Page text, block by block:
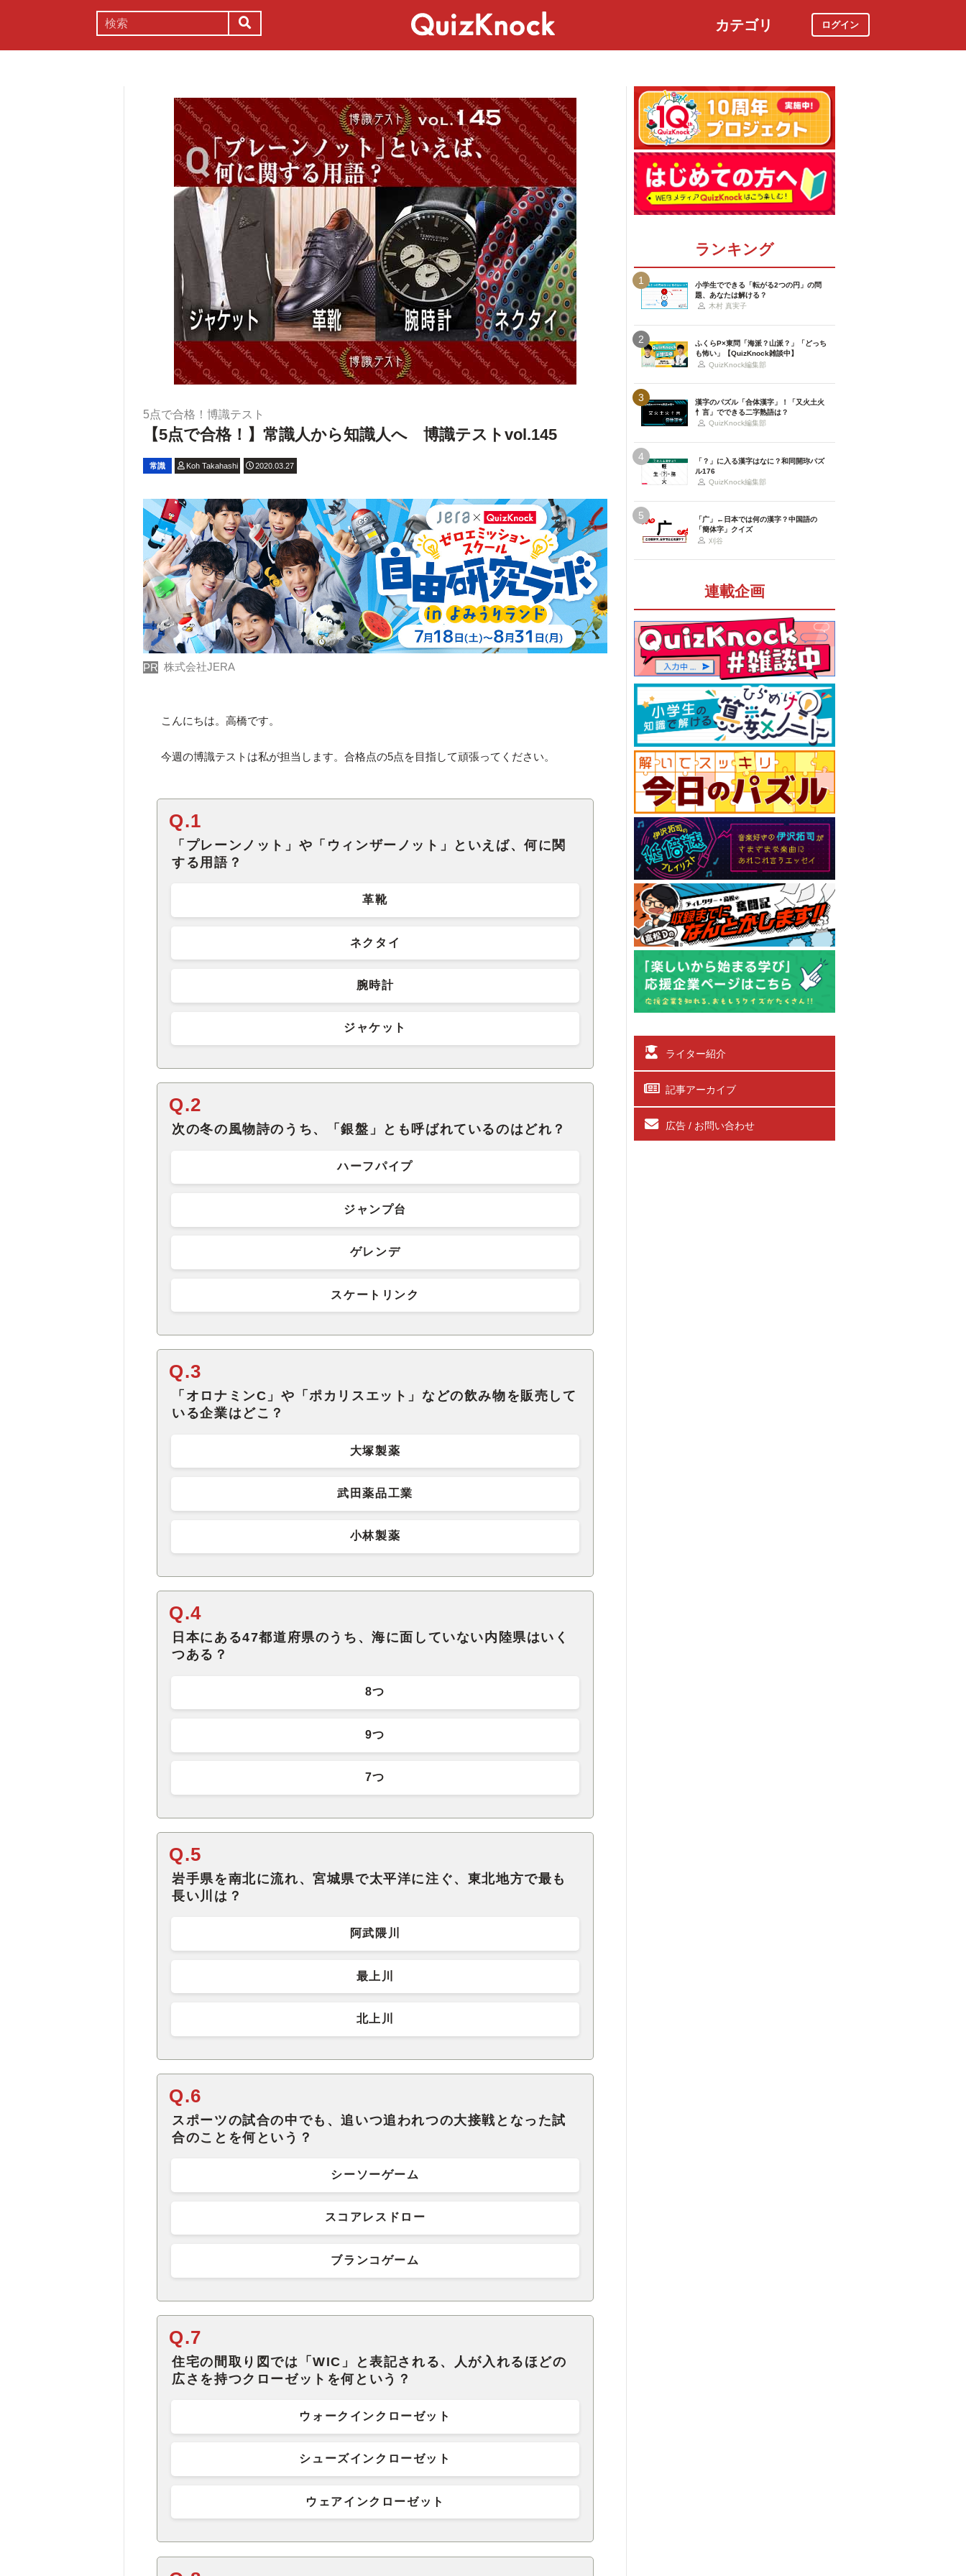
カテゴリ ログイン
5点で合格！博識テスト
【5点で合格！】常識人から知識人へ 博識テストvol.145
常識 Koh Takahashi 2020.03.27
PR 株式会社JERA
こんにちは。高橋です。
今週の博識テストは私が担当します。合格点の5点を目指して頑張ってください。
Q.1
「プレーンノット」や「ウィンザーノット」といえば、何に関
する用語？
革靴
ネクタイ
腕時計
ジャケット
Q.2
次の冬の風物詩のうち、「銀盤」とも呼ばれているのはどれ？
ハーフパイプ
ジャンプ台
ゲレンデ
スケートリンク
Q.3
「オロナミンC」や「ポカリスエット」などの飲み物を販売して
いる企業はどこ？
大塚製薬
武田薬品工業
小林製薬
Q.4
日本にある47都道府県のうち、海に面していない内陸県はいく
つある？
8つ
9つ
7つ
Q.5
岩手県を南北に流れ、宮城県で太平洋に注ぐ、東北地方で最も
長い川は？
阿武隈川
最上川
北上川
Q.6
スポーツの試合の中でも、追いつ追われつの大接戦となった試
シーソーゲーム
スコアレスドロー
ブランコゲーム
Q.7
住宅の間取り図では「WIC」と表記される、人が入れるほどの
広さを持つクローゼットを何という？
ウォークインクローゼット
シューズインクローゼット
ウェアインクローゼット
ランキング
1
小学生でできる「転がる2つの円」の問
題、あなたは解ける？
木村 真実子
2
ふくらP×東問「海派？山派？」「どっち
も怖い」【QuizKnock雑談中】
QuizKnock編集部
3
漢字のパズル「合体漢字」！「又火土火
忄言」でできる二字熟語は？
QuizKnock編集部
4
「？」に入る漢字はなに？和同開珎パズ
ル176
QuizKnock編集部
5
「广」←日本では何の漢字？中国語の
「簡体字」クイズ
刈谷
連載企画
ライター紹介
記事アーカイブ
広告 / お問い合わせ